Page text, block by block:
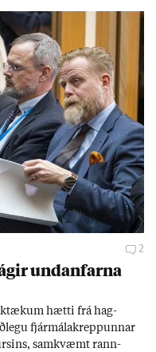
2
und­an­farna
hætti frá hag­
fjár­málakrepp­unn­ar
sam­kvæmt rann­